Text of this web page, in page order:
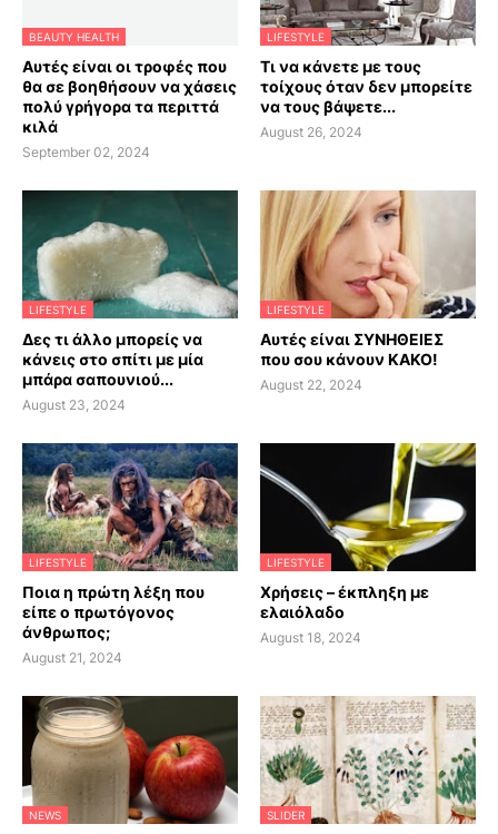
BEAUTY HEALTH
Αυτές είναι οι τροφές που
θα σε βοηθήσουν να χάσεις
πολύ γρήγορα τα περιττά
κιλά
September 02, 2024
LIFESTYLE
Τι να κάνετε με τους
τοίχους όταν δεν μπορείτε
να τους βάψετε...
August 26, 2024
LIFESTYLE
Δες τι άλλο μπορείς να
κάνεις στο σπίτι με μία
μπάρα σαπουνιού...
August 23, 2024
LIFESTYLE
Αυτές είναι ΣΥΝΗΘΕΙΕΣ
που σου κάνουν ΚΑΚΟ!
August 22, 2024
LIFESTYLE
Ποια η πρώτη λέξη που
είπε ο πρωτόγονος
άνθρωπος;
August 21, 2024
LIFESTYLE
Χρήσεις – έκπληξη με
ελαιόλαδο
August 18, 2024
NEWS SLIDER